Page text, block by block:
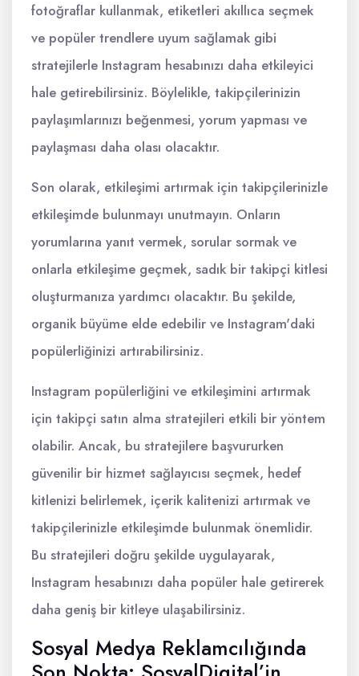
fotoğraflar kullanmak, etiketleri akıllıca seçmek
ve popüler trendlere uyum sağlamak gibi
stratejilerle Instagram hesabınızı daha etkileyici
hale getirebilirsiniz. Böylelikle, takipçilerinizin
paylaşımlarınızı beğenmesi, yorum yapması ve
paylaşması daha olası olacaktır.
Son olarak, etkileşimi artırmak için takipçilerinizle
etkileşimde bulunmayı unutmayın. Onların
yorumlarına yanıt vermek, sorular sormak ve
onlarla etkileşime geçmek, sadık bir takipçi kitlesi
oluşturmanıza yardımcı olacaktır. Bu şekilde,
organik büyüme elde edebilir ve Instagram'daki
popülerliğinizi artırabilirsiniz.
Instagram popülerliğini ve etkileşimini artırmak
için takipçi satın alma stratejileri etkili bir yöntem
olabilir. Ancak, bu stratejilere başvururken
güvenilir bir hizmet sağlayıcısı seçmek, hedef
kitlenizi belirlemek, içerik kalitenizi artırmak ve
takipçilerinizle etkileşimde bulunmak önemlidir.
Bu stratejileri doğru şekilde uygulayarak,
Instagram hesabınızı daha popüler hale getirerek
daha geniş bir kitleye ulaşabilirsiniz.
Sosyal Medya Reklamcılığında